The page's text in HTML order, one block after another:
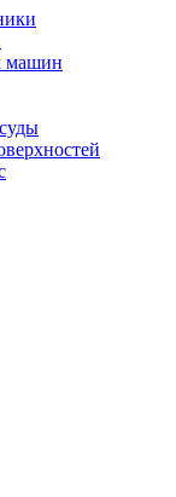
машин